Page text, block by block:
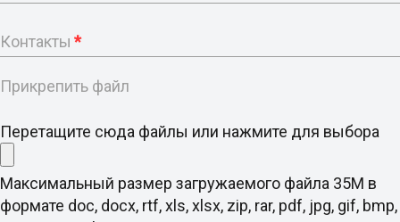
Контакты *
Прикрепить файл
Перетащите сюда файлы или нажмите для выбора
Максимальный размер загружаемого файла 35M в
формате doc, docx, rtf, xls, xlsx, zip, rar, pdf, jpg, gif, bmp,